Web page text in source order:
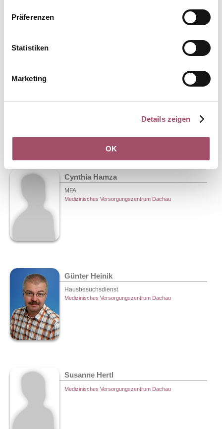
Präferenzen
Statistiken
Marketing
Details zeigen
OK
Cynthia Hamza
MFA
Medizinisches Versorgungszentrum Dachau
Günter Heinik
Hausbesuchsdienst
Medizinisches Versorgungszentrum Dachau
Susanne Hertl
Medizinisches Versorgungszentrum Dachau